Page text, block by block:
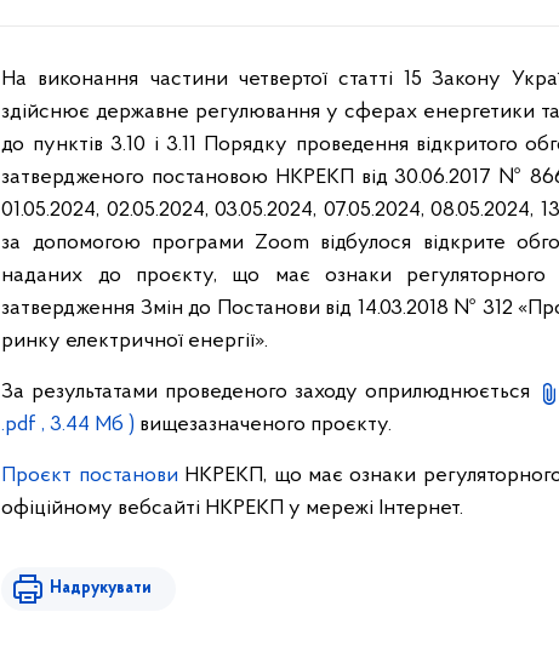
На виконання частини четвертої статті 15 Закону
здійснює державне регулювання у сферах енергетики та
до пунктів 3.10 і 3.11 Порядку проведення відкритого
затвердженого постановою НКРЕКП від 30.06.2017 № 866
01.05.2024, 02.05.2024, 03.05.2024, 07.05.2024, 08.05.2024,
за допомогою програми Zoom відбулося відкрите
наданих до проєкту, що має ознаки
затвердження Змін до Постанови від 14.03.2018 № 312
ринку електричної енергії».
За результатами проведеного заходу оприлюднюється
.pdf , 3.44 Мб ) вищезазначеного проєкту.
Проєкт постанови НКРЕКП, що має ознаки
офіційному вебсайті НКРЕКП у мережі Інтернет.
Надрукувати